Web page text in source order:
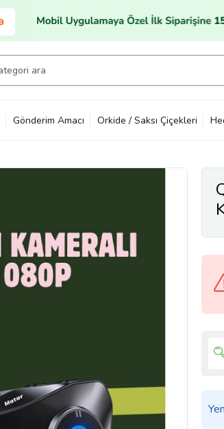
Gönderim Amacı Orkide / Saksı Çiçekleri